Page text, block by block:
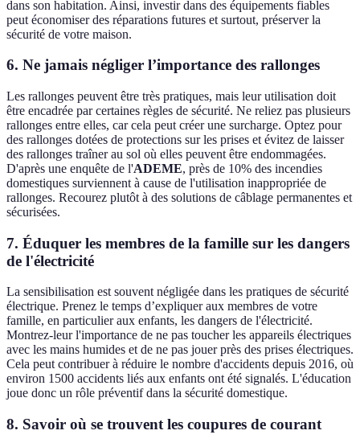
dans son habitation. Ainsi, investir dans des équipements fiables
peut économiser des réparations futures et surtout, préserver la
sécurité de votre maison.
6. Ne jamais négliger l’importance des rallonges
Les rallonges peuvent être très pratiques, mais leur utilisation doit
être encadrée par certaines règles de sécurité. Ne reliez pas plusieurs
rallonges entre elles, car cela peut créer une surcharge. Optez pour
des rallonges dotées de protections sur les prises et évitez de laisser
des rallonges traîner au sol où elles peuvent être endommagées.
D'après une enquête de l'ADEME, près de 10% des incendies
domestiques surviennent à cause de l'utilisation inappropriée de
rallonges. Recourez plutôt à des solutions de câblage permanentes et
sécurisées.
7. Éduquer les membres de la famille sur les dangers
de l'électricité
La sensibilisation est souvent négligée dans les pratiques de sécurité
électrique. Prenez le temps d’expliquer aux membres de votre
famille, en particulier aux enfants, les dangers de l'électricité.
Montrez-leur l'importance de ne pas toucher les appareils électriques
avec les mains humides et de ne pas jouer près des prises électriques.
Cela peut contribuer à réduire le nombre d'accidents depuis 2016, où
environ 1500 accidents liés aux enfants ont été signalés. L'éducation
joue donc un rôle préventif dans la sécurité domestique.
8. Savoir où se trouvent les coupures de courant